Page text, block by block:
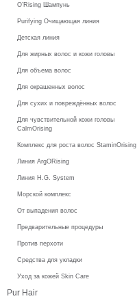
O’Rising Шампунь
Purifying Очищающая линия
Детская линия
Для жирных волос и кожи головы
Для объема волос
Для окрашенных волос
Для сухих и повреждённых волос
Для чувствительной кожи головы
CalmOrising
Комплекс для роста волос StaminOrising
Линия ArgORising
Линия H.G. System
Морской комплекс
От выпадения волос
Предварительные процедуры
Против перхоти
Средства для укладки
Уход за кожей Skin Care
Pur Hair